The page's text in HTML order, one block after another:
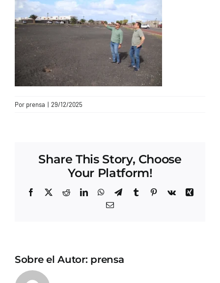
CONTACTO
Por prensa | 29/12/2025
Share This Story, Choose
Your Platform!
Facebook
X RedditLinkedInWhatsApp
TelegramTumblrPinterest
Vk
Xing
Correo
Sobre el Autor: prensa